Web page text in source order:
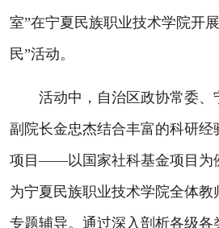
室”在宁夏民族职业技术学院开
民”活动。
活动中，自治区政协常委、
副院长金忠杰结合丰富的科研经
项目——以国家社科基金项目为
为宁夏民族职业技术学院全体教
专题辅导。通过深入剖析各级